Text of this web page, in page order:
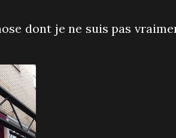
dont je ne suis pas